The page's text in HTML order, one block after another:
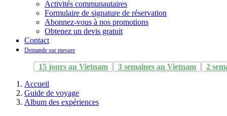
Activités communautaires
Formulaire de signature de réservation
Abonnez-vous à nos promotions
Obtenez un devis gratuit
Contact
Demande sur mesure
15 jours au Vietnam 3 semaines au Vietnam
2
Accueil
Guide de voyage
Album des expériences